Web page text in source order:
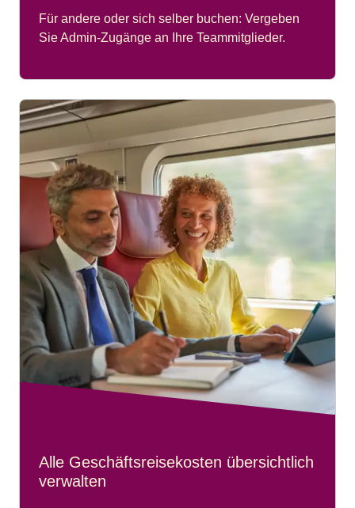
Für andere oder sich selber buchen: Vergeben
Sie Admin-Zugänge an Ihre Teammitglieder.
Alle Geschäftsreisekosten übersichtlich
verwalten